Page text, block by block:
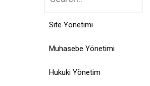
Site Yönetimi
Muhasebe Yönetimi
Hukuki Yönetim